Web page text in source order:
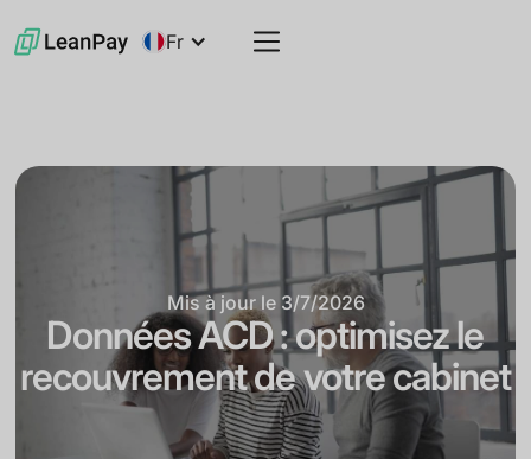
Fr
Mis à jour le 3/7/2026
Données ACD : optimisez le
recouvrement de votre cabinet